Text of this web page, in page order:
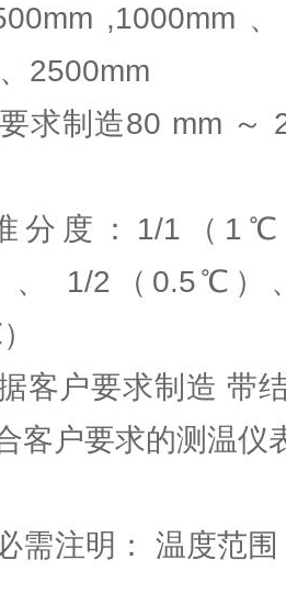
,1000mm
2500mm
求制造80 mm ～
分度：1/1（
、 1/2（0.5℃）
客户要求制造 带
客户要求的测温仪
需注明： 温度范